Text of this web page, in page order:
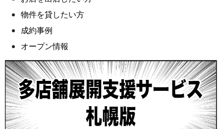
物件を貸したい方
成約事例
オープン情報